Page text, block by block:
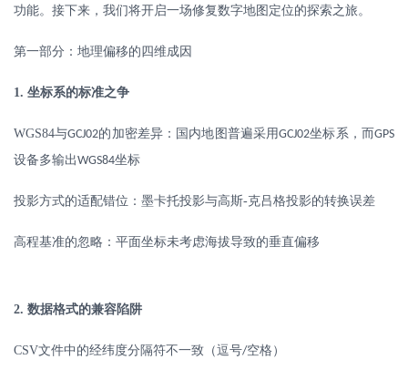
功能。接下来，我们将开启一场修复数字地图定位的探索之旅。
第一部分：地理偏移的四维成因
1. 坐标系的标准之争
WGS84与GCJ02的加密差异：国内地图普遍采用GCJ02坐标系，而GPS
设备多输出WGS84坐标
投影方式的适配错位：墨卡托投影与高斯-克吕格投影的转换误差
高程基准的忽略：平面坐标未考虑海拔导致的垂直偏移
2. 数据格式的兼容陷阱
CSV文件中的经纬度分隔符不一致（逗号/空格）